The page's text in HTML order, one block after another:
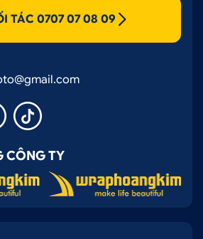
gốc tránh bị trầy xước, bong
động bên ngoài
nhanh chóng, hoàn thiện
đổi màu, chỉ từ vài triệu đồng
đổi màu Candy cam cháy Kia
cách khắc phục tình trạng, che
xấu xí trên chiếc xe của bạn
Candy cam cháy Kia Cerato
trình sử dụng
TÁC 0707 07 08 09
CÔNG TY